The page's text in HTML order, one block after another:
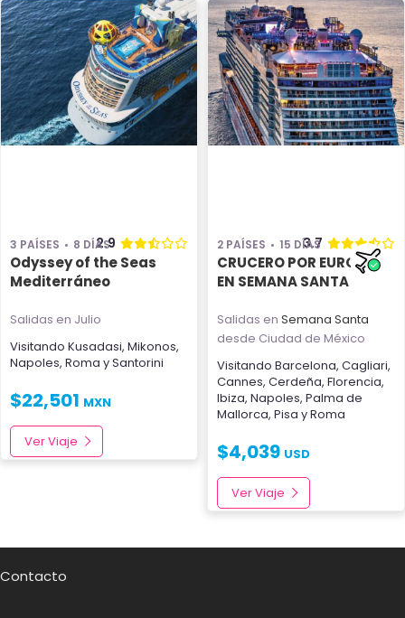
3 PAÍSES 8 DÍAS
2.9
Odyssey of the Seas
Mediterráneo
Salidas en Julio
Visitando Kusadasi, Mikonos,
Napoles, Roma ySantorini
$22,501 MXN
Ver Viaje
2 PAÍSES 15 DÍAS
3.7
CRUCERO POR EUROPA
EN SEMANA SANTA
Salidas en Semana Santa
desde Ciudad de México
Visitando Barcelona, Cagliari,
Cannes, Cerdeña, Florencia,
Ibiza, Napoles, Palma de
Mallorca, Pisa yRoma
$4,039 USD
Ver Viaje
Contacto